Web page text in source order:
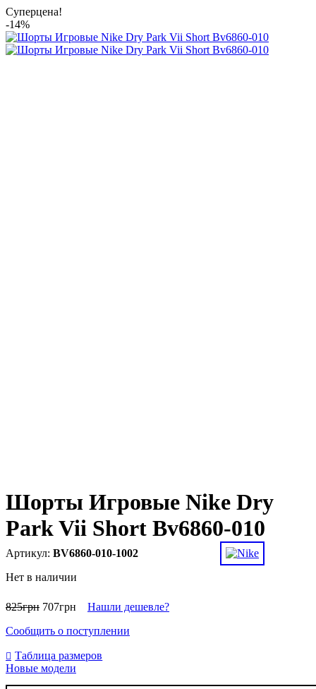
Суперцена!
-14%
Шорты Игровые Nike Dry
Park Vii Short Bv6860-010
BV6860-010-1002
Нет в наличии
825грн 707грн
Нашли дешевле?
Сообщить о поступлении
Таблица размеров
Новые модели